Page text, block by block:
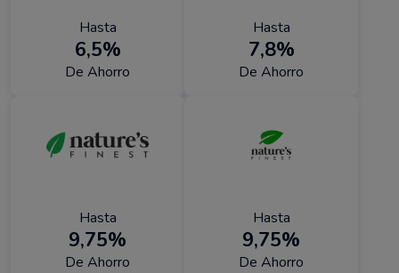
Hasta
6,5%
De Ahorro
Hasta
7,8%
De Ahorro
Hasta
9,75%
De Ahorro
Hasta
9,75%
De Ahorro